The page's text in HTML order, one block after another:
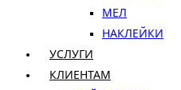
МЕЛ
НАКЛЕЙКИ
УСЛУГИ
КЛИЕНТАМ